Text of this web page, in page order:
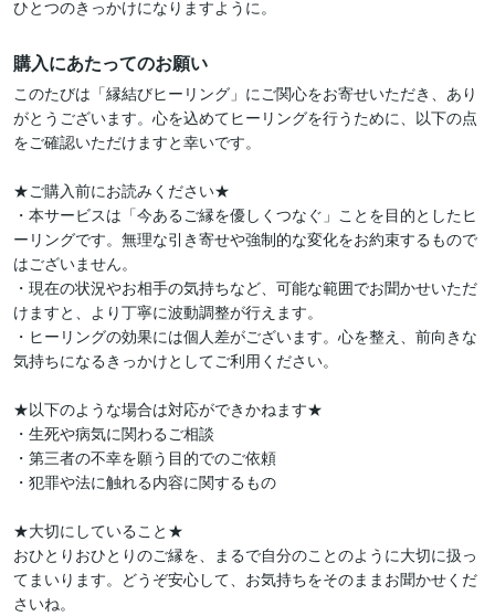
購入にあたってのお願い
このたびは「縁結びヒーリング」にご関心をお寄せいただき、あり
がとうございます。心を込めてヒーリングを行うために、以下の点
をご確認いただけますと幸いです。
★ご購入前にお読みください★
・本サービスは「今あるご縁を優しくつなぐ」ことを目的としたヒ
ーリングです。無理な引き寄せや強制的な変化をお約束するもので
はございません。
・現在の状況やお相手の気持ちなど、可能な範囲でお聞かせいただ
けますと、より丁寧に波動調整が行えます。
・ヒーリングの効果には個人差がございます。心を整え、前向きな
気持ちになるきっかけとしてご利用ください。
★以下のような場合は対応ができかねます★
・生死や病気に関わるご相談
・第三者の不幸を願う目的でのご依頼
・犯罪や法に触れる内容に関するもの
★大切にしていること★
おひとりおひとりのご縁を、まるで自分のことのように大切に扱っ
てまいります。どうぞ安心して、お気持ちをそのままお聞かせくだ
さいね。